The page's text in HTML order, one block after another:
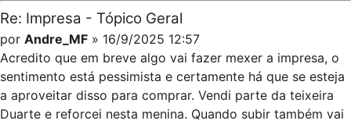
Re: Impresa - Tópico Geral
por Andre_MF » 16/9/2025 12:57
Acredito que em breve algo vai fazer mexer a impresa, o
sentimento está pessimista e certamente há que se esteja
a aproveitar disso para comprar. Vendi parte da teixeira
Duarte e reforcei nesta menina. Quando subir também vai